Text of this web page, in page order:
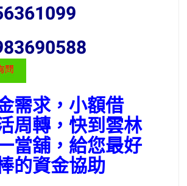
需求，小額借
周轉，快到雲林
當舖，給您最好
的資金協助